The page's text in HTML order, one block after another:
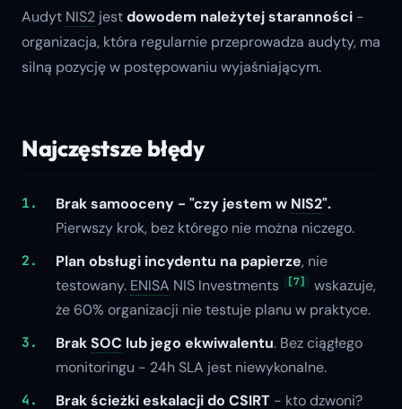
Audyt NIS2 jestdowodem należytej staranności -
organizacja, która regularnie przeprowadza audyty, ma
silną pozycję w postępowaniu wyjaśniającym.
Najczęstsze błędy
Brak samooceny - "czy jestem w NIS2".
Pierwszy krok, bez którego nie można niczego.
Plan obsługi incydentu na papierze, nie
testowany. ENISA NIS Investments [7]
wskazuje,
że 60% organizacji nie testuje planu w praktyce.
BrakSOC lub jego ekwiwalentu. Bez ciągłego
monitoringu - 24h SLA jest niewykonalne.
Brak ścieżki eskalacji do CSIRT - kto dzwoni?